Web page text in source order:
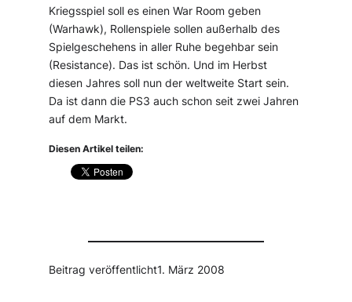
Kriegsspiel soll es einen War Room geben
(Warhawk), Rollenspiele sollen außerhalb des
Spielgeschehens in aller Ruhe begehbar sein
(Resistance). Das ist schön. Und im Herbst
diesen Jahres soll nun der weltweite Start sein.
Da ist dann die PS3 auch schon seit zwei Jahren
auf dem Markt.
Diesen Artikel teilen:
Beitrag veröffentlicht1. März 2008